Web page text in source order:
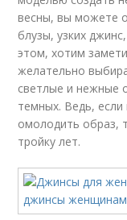
весны, вы можете
блузы, узких
этом, хотим
желательно
светлые и нежные
темных. Ведь,
омолодить образ,
тройку лет.